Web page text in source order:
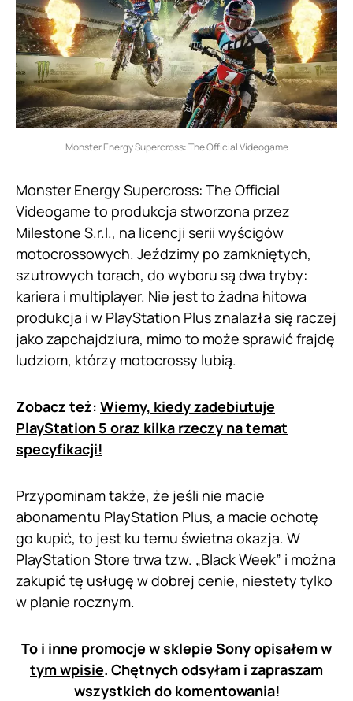
Monster Energy Supercross: The Official Videogame
Monster Energy Supercross: The Official
Videogame to produkcja stworzona przez
Milestone S.r.l., na licencji serii wyścigów
motocrossowych. Jeździmy po zamkniętych,
szutrowych torach, do wyboru są dwa tryby:
kariera i multiplayer. Nie jest to żadna hitowa
produkcja i w PlayStation Plus znalazła się raczej
jako zapchajdziura, mimo to może sprawić frajdę
ludziom, którzy motocrossy lubią.
Zobacz też: Wiemy, kiedy zadebiutuje
PlayStation 5 oraz kilka rzeczy na temat
specyfikacji!
Przypominam także, że jeśli nie macie
abonamentu PlayStation Plus, a macie ochotę
go kupić, to jest ku temu świetna okazja. W
PlayStation Store trwa tzw. „Black Week” i można
zakupić tę usługę w dobrej cenie, niestety tylko
w planie rocznym.
To i inne promocje w sklepie Sony opisałem w
tym wpisie. Chętnych odsyłam i zapraszam
wszystkich do komentowania!